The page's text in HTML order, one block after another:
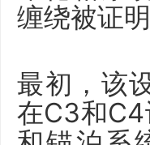
缠绕被证
最初，该
在C3和C4